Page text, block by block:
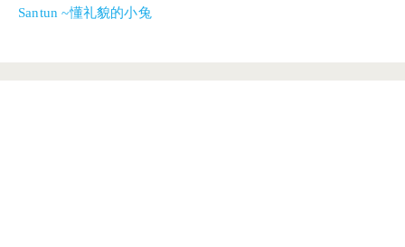
Santun ~懂礼貌的小兔